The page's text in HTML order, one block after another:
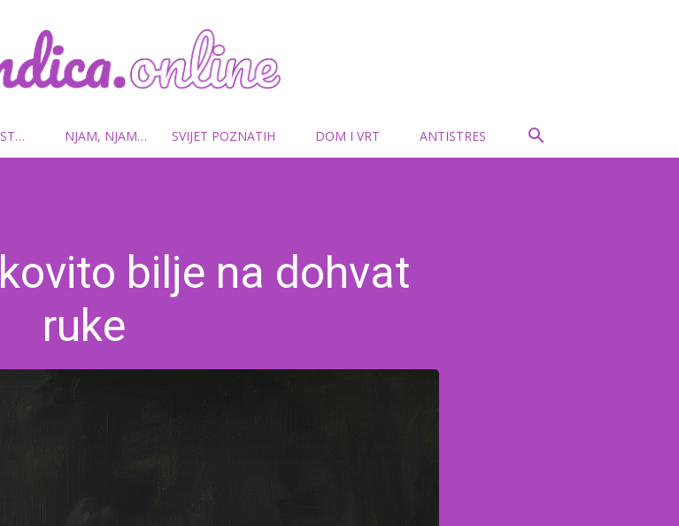
Frendica.online
NJAM, NJAM… SVIJET POZNATIH DOM I VRT ANTISTRES
bilje na dohvat
ruke